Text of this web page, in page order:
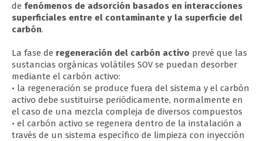
de fenómenos de adsorción basados en interacciones
superficiales entre el contaminante y la superficie del
carbón.
La fase de regeneración del carbón activo prevé que las
sustancias orgánicas volátiles SOV se puedan desorber
mediante el carbón activo:
• la regeneración se produce fuera del sistema y el carbón
activo debe sustituirse periódicamente, normalmente en
el caso de una mezcla compleja de diversos compuestos
• el carbón activo se regenera dentro de la instalación a
través de un sistema específico de limpieza con inyección